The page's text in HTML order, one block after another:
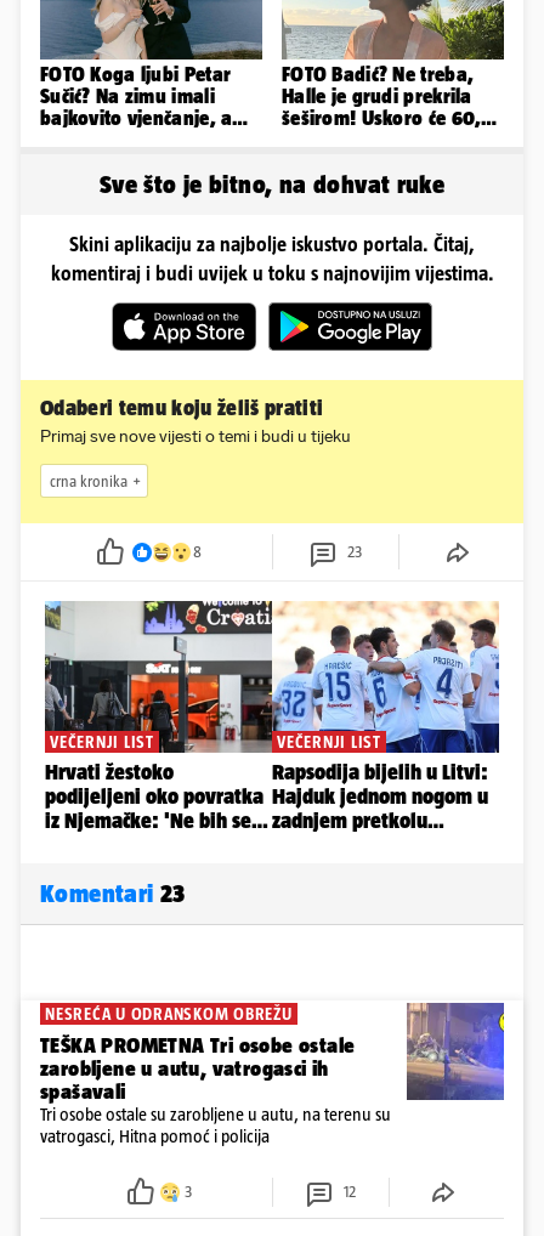
FOTO Koga ljubi Petar
Sučić? Na zimu imali
bajkovito vjenčanje, a
FOTO Badić? Ne treba,
Halle je grudi prekrila
šeširom! Uskoro će 60,
Sve što je bitno, na dohvat ruke
Skini aplikaciju za najbolje iskustvo portala. Čitaj,
komentiraj i budi uvijek u toku s najnovijim vijestima.
Odaberi temu koju želiš pratiti
Primaj sve nove vijesti o temi i budi u tijeku
crna kronika
8 23
Komentari 23
NESREĆA U ODRANSKOM OBREŽU
TEŠKA PROMETNA Tri osobe ostale
zarobljene u autu, vatrogasci ih
spašavali
Tri osobe ostale su zarobljene u autu, na terenu su
vatrogasci, Hitna pomoć i policija
3 12